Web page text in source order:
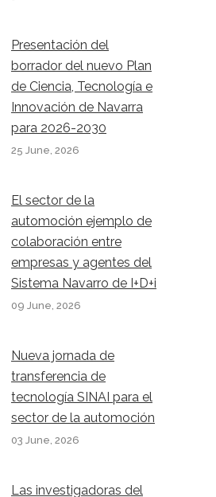
Presentación del
borrador del nuevo Plan
de Ciencia, Tecnología e
Innovación de Navarra
para 2026-2030
25 June, 2026
El sector de la
automoción ejemplo de
colaboración entre
empresas y agentes del
Sistema Navarro de I+D+i
09 June, 2026
Nueva jornada de
transferencia de
tecnología SINAI para el
sector de la automoción
03 June, 2026
Las investigadoras del